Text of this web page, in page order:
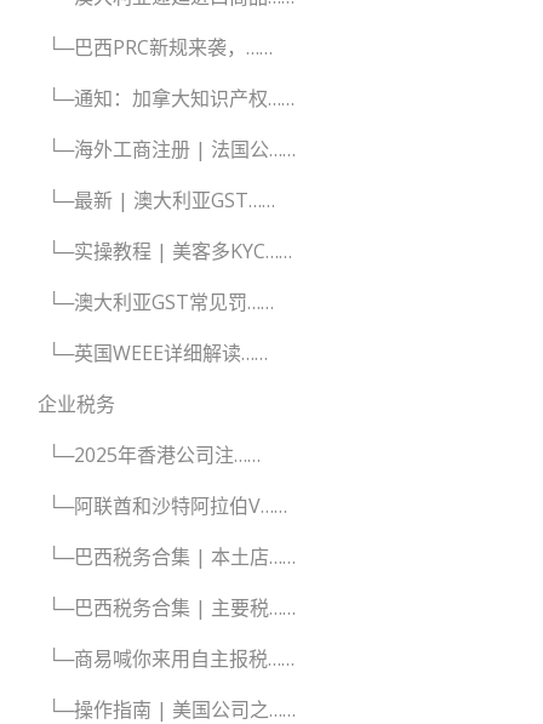
└─巴西PRC新规来袭，……
└─通知：加拿大知识产权……
└─海外工商注册 | 法国公……
└─最新 | 澳大利亚GST……
└─实操教程 | 美客多KYC……
└─澳大利亚GST常见罚……
└─英国WEEE详细解读……
企业税务
└─2025年香港公司注……
└─阿联酋和沙特阿拉伯V……
└─巴西税务合集 | 本土店……
└─巴西税务合集 | 主要税……
└─商易喊你来用自主报税……
└─操作指南 | 美国公司之……